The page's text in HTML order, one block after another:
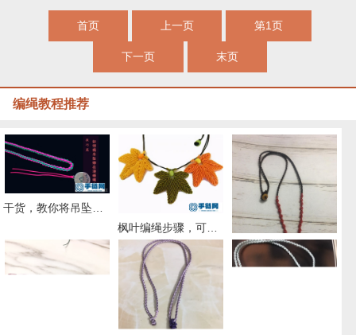
首页 上一页 第1页
下一页 末页
编绳教程推荐
枫叶编绳步骤，可做中国结挂坠编绳项链